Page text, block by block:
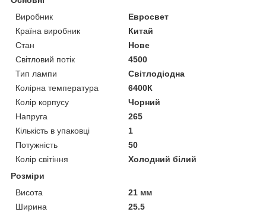
Виробник
Евросвет
Країна виробник
Китай
Стан
Нове
Світловий потік
4500
Тип лампи
Світлодіодна
Колірна температура
6400К
Колір корпусу
Чорний
Напруга
265
Кількість в упаковці
1
Потужність
50
Колір світіння
Холодний білий
Розміри
Висота
21 мм
Ширина
25.5